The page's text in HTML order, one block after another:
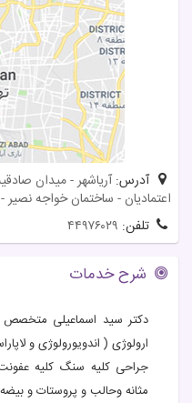
آدرس:آریاشهر - میدان
اعتمادیان - ساختمان خواجه نصیر - پلاک ۴۶ طبقه
تلفن: ۴۴۹۷۶۰۲۹
شرح خدمات
دکتر سید اسماعیلی
ارولوژی ( اندویورولوژی و
جراحی کلیه سنگ کلیه
مثانه وحالب و پروستات و بیضه